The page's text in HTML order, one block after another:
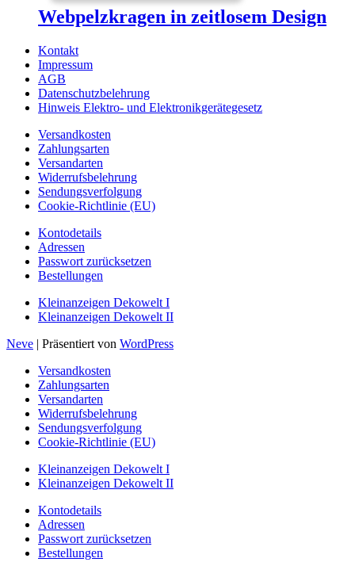
Webpelzkragen in zeitlosem Design
Kontakt
Impressum
AGB
Datenschutzbelehrung
Hinweis Elektro- und Elektronikgerätegesetz
Versandkosten
Zahlungsarten
Versandarten
Widerrufsbelehrung
Sendungsverfolgung
Cookie-Richtlinie (EU)
Kontodetails
Adressen
Passwort zurücksetzen
Bestellungen
Kleinanzeigen Dekowelt I
Kleinanzeigen Dekowelt II
Neve | Präsentiert von WordPress
Versandkosten
Zahlungsarten
Versandarten
Widerrufsbelehrung
Sendungsverfolgung
Cookie-Richtlinie (EU)
Kleinanzeigen Dekowelt I
Kleinanzeigen Dekowelt II
Kontodetails
Adressen
Passwort zurücksetzen
Bestellungen